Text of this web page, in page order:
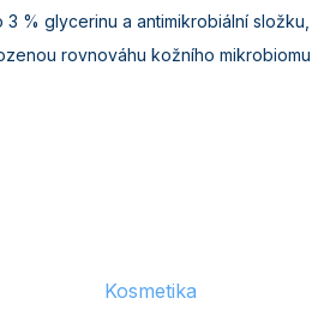
% glycerinu a antimikrobiální složku,
rovnováhu kožního mikrobiomu
Kosmetika